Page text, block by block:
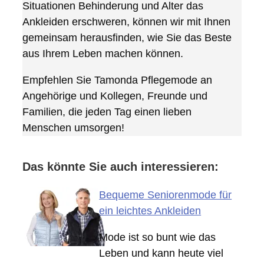
Situationen Behinderung und Alter das
Ankleiden erschweren, können wir mit Ihnen
gemeinsam herausfinden, wie Sie das Beste
aus Ihrem Leben machen können.
Empfehlen Sie Tamonda Pflegemode an
Angehörige und Kollegen, Freunde und
Familien, die jeden Tag einen lieben
Menschen umsorgen!
Das könnte Sie auch interessieren:
Bequeme Seniorenmode für
ein leichtes Ankleiden
Mode ist so bunt wie das
Leben und kann heute viel